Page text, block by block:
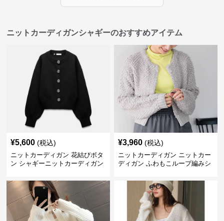
ニットカーディガンシャギーのおすすめアイテム
¥5,600 (税込)
ニットカーディガン 花結びボタ
ン シャギーニットカーディガン
¥3,960 (税込)
ニットカーディガン ニットカー
ディガン ふわもこループ編みシ